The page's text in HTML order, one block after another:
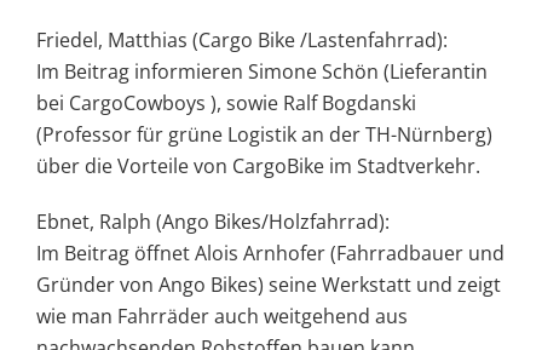
Friedel, Matthias (Cargo Bike /Lastenfahrrad):
Im Beitrag informieren Simone Schön (Lieferantin
bei CargoCowboys ), sowie Ralf Bogdanski
(Professor für grüne Logistik an der TH-Nürnberg)
über die Vorteile von CargoBike im Stadtverkehr.
Ebnet, Ralph (Ango Bikes/Holzfahrrad):
Im Beitrag öffnet Alois Arnhofer (Fahrradbauer und
Gründer von Ango Bikes) seine Werkstatt und zeigt
wie man Fahrräder auch weitgehend aus